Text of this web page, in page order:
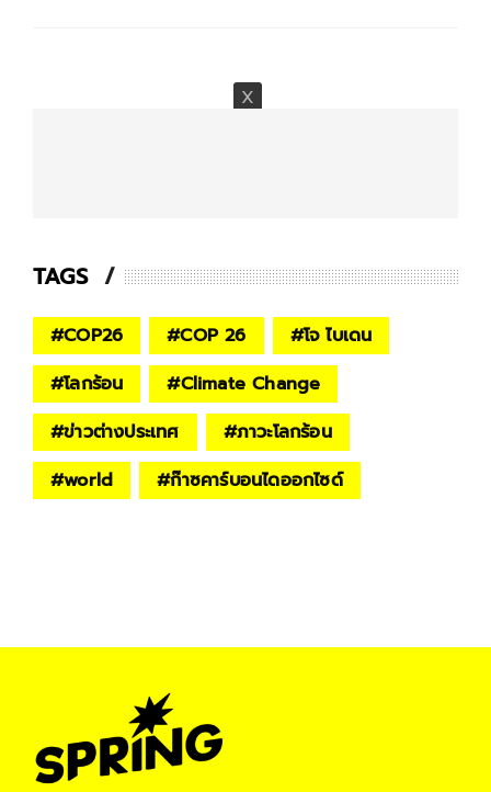
TAGS
#COP26 #COP 26 #โจ ไบเดน
#โลกร้อน #Climate Change
#ข่าวต่างประเทศ #ภาวะโลกร้อน
#world #ก๊าซคาร์บอนไดออกไซด์